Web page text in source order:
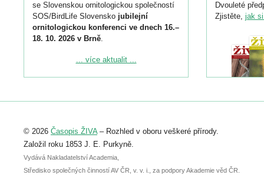
se Slovenskou ornitologickou společností
SOS/BirdLife Slovensko jubilejní
ornitologickou konferenci ve dnech 16.–
18. 10. 2026 v Brně.
Podrobnější informace ke konferenci
Registrovat se můžete do 6. září.
abstraktu přihlášené přednášky nebo
posteru je už 30. června.
... více aktualit ...
Dvouleté
Zjistěte, jak
© 2026 Časopis ŽIVA– Rozhled v oboru veškeré přírody.
Založil roku 1853 J. E. Purkyně.
Vydává Nakladatelství Academia,
Středisko společných činností AV ČR, v. v. i., za podpory Akademie věd ČR.